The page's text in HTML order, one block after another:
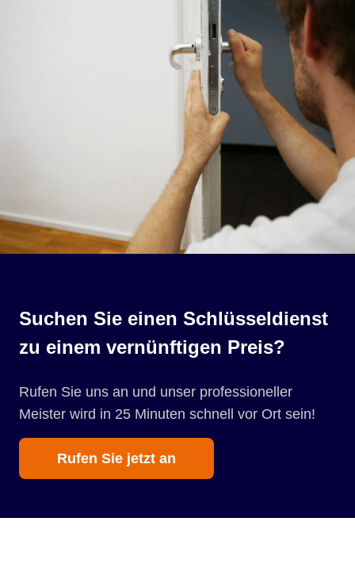
Suchen Sie einen Schlüsseldienst
zu einem vernünftigen Preis?
Rufen Sie uns an und unser professioneller
Meister wird in 25 Minuten schnell vor Ort sein!
Rufen Sie jetzt an